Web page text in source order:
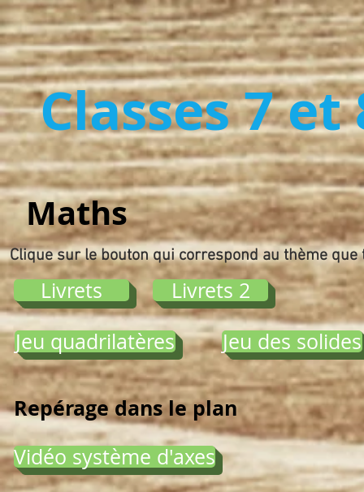
Classes 7 et
Maths
Clique sur le bouton qui correspond au thème
Livrets
Livrets 2
Jeu quadrilatères
Jeu des solides
Repérage dans le plan
Vidéo système d'axes